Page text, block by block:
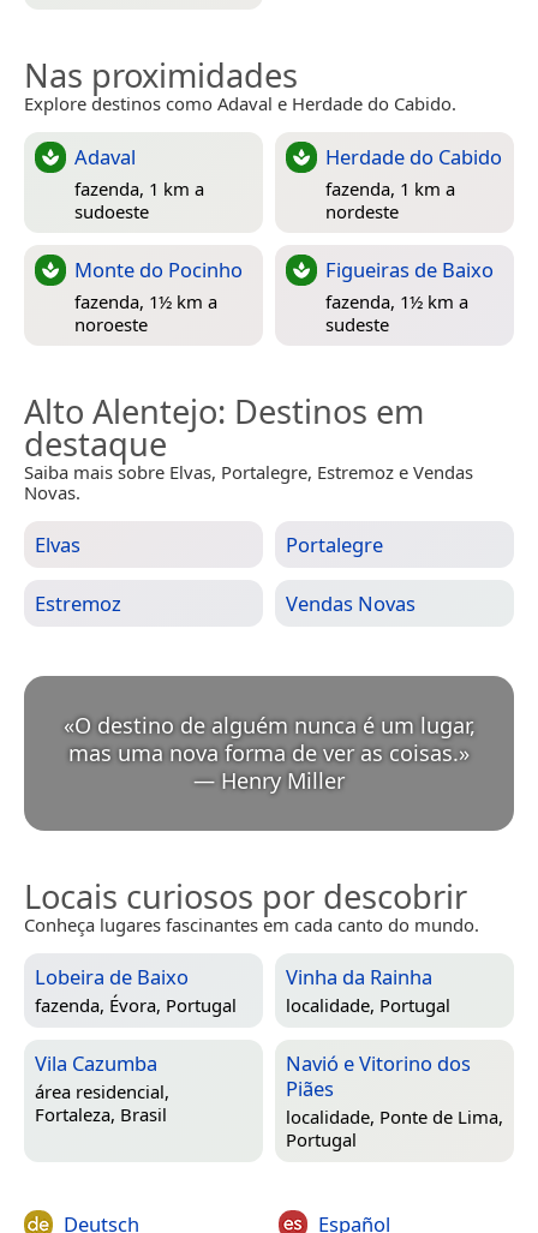
Nas proximidades
Explore destinos como Adaval e Herdade do Cabido.
Adaval
fazenda, 1 km a
sudoeste
Herdade do Cabido
fazenda, 1 km a
nordeste
Monte do Pocinho
fazenda, 1½ km a
noroeste
Figueiras de Baixo
fazenda, 1½ km a
sudeste
Alto Alentejo: Destinos em
destaque
Saiba mais sobre Elvas, Portalegre, Estremoz e Vendas
Novas.
Elvas Portalegre
Estremoz Vendas Novas
«O destino de alguém nunca é um lugar,
mas uma nova forma de ver as coisas.
— Henry Miller
Locais curiosos por descobrir
Conheça lugares fascinantes em cada canto do mundo.
Lobeira de Baixo
fazenda, Évora, Portugal
Vinha da Rainha
localidade, Portugal
Vila Cazumba
área residencial,
Fortaleza, Brasil
Navió e Vitorino dos
Piães
localidade, Ponte de Lima,
Portugal
Deutsch Español